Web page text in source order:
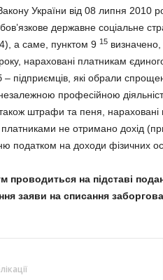
України від 08 липня 2010
державне соціальне
а саме, пунктом 9 15визначено,
нараховані платникам
– підприємців, які обрали
професійною
штрафи та пеня, нараховані
не отримано дохід
податком на доходи фізичних
проводиться на підставі
заяви на списання